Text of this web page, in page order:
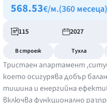
568.53€/м.(360 месеца)
115 2027
В строеж Тухла
Тристаен апартамент
което осигурява добър
тишина и енергийна
включва функционално